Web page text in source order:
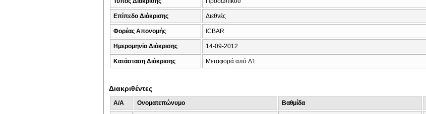
Επίπεδο Διάκρισης Διεθνές
Φορέας Απονομής ICBAR
Ημερομηνία Διάκρισης 14-09-2012
Κατάσταση Διάκρισης Μεταφορά από Δ1
Διακριθέντες
A/A Ονοματεπώνυμο Βαθμίδα